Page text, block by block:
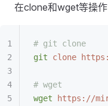
在clone和wget等操作
# git clone
git clone
# wget
wget https://